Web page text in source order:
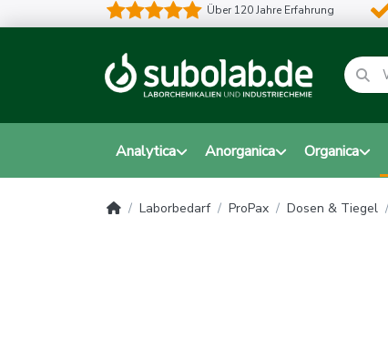
Über 120 Jahre Erfahrung
Analytica Anorganica Organica
Laborbedarf ProPax Dosen & Tiegel